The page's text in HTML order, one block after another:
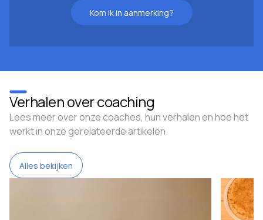
Kom ik in aanmerking?
Verhalen over coaching
Lees meer over onze coaches, hun verhalen en hoe het
werkt in onze gerelateerde artikelen.
Alles bekijken